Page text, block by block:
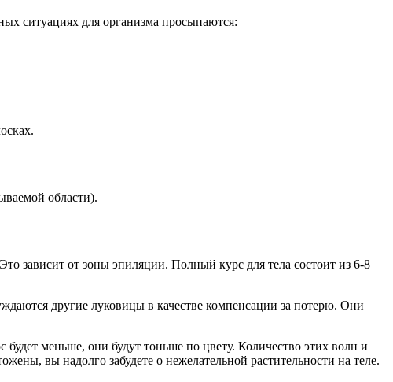
ситуациях для организма просыпаются:
области).
зависит от зоны эпиляции. Полный курс для тела состоит из 6-8
другие луковицы в качестве компенсации за потерю. Они
меньше, они будут тоньше по цвету. Количество этих волн и
вы надолго забудете о нежелательной растительности на теле.